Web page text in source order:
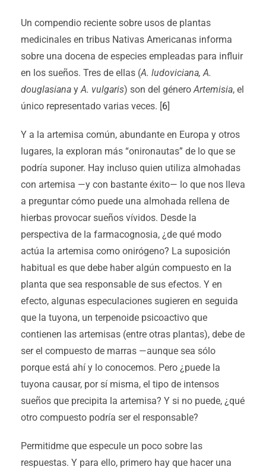
Un compendio reciente sobre usos de plantas
medicinales en tribus Nativas Americanas informa
sobre una docena de especies empleadas para influir
en los sueños. Tres de ellas (A. ludoviciana, A.
douglasiana yA. vulgaris) son del géneroArtemisia, el
único representado varias veces. [6]
Y a la artemisa común, abundante en Europa y otros
lugares, la exploran más “onironautas” de lo que se
podría suponer. Hay incluso quien utiliza almohadas
con artemisa —y con bastante éxito— lo que nos lleva
a preguntar cómo puede una almohada rellena de
hierbas provocar sueños vívidos. Desde la
perspectiva de la farmacognosia, ¿de qué modo
actúa la artemisa como onirógeno? La suposición
habitual es que debe haber algún compuesto en la
planta que sea responsable de sus efectos. Y en
efecto, algunas especulaciones sugieren en seguida
que la tuyona, un terpenoide psicoactivo que
contienen las artemisas (entre otras plantas), debe de
ser el compuesto de marras —aunque sea sólo
porque está ahí y lo conocemos. Pero ¿puede la
tuyona causar, por sí misma, el tipo de intensos
sueños que precipita la artemisa? Y si no puede, ¿qué
otro compuesto podría ser el responsable?
Permitidme que especule un poco sobre las
respuestas. Y para ello, primero hay que hacer una